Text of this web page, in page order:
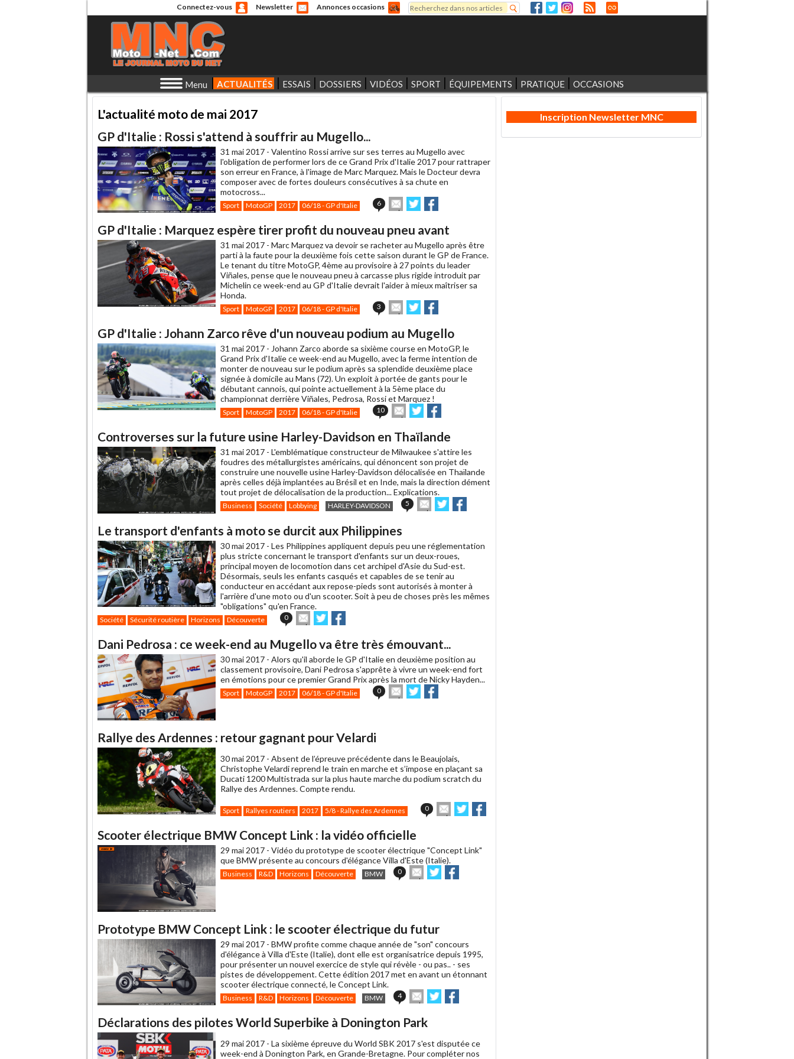
Connectez-vous Newsletter Annonces occasions
Formulaire de recherche
Rechercher
Menu ACTUALITÉS ESSAIS DOSSIERS VIDÉOS SPORT ÉQUIPEMENTS PRATIQUE OCCASIONS
L'actualité moto de mai 2017
GP d'Italie : Rossi s'attend à souffrir au Mugello...
31 mai 2017 - Valentino Rossi arrive sur ses terres au Mugello avec
l'obligation de performer lors de ce Grand Prix d'Italie 2017 pour rattraper
son erreur en France, à l'image de Marc Marquez. Mais le Docteur devra
composer avec de fortes douleurs consécutives à sa chute en
motocross...
Sport MotoGP 2017 06/18 - GP d'Italie 6
Envoyer
cet
à
un
ami
Partager
sur sur
GP d'Italie : Marquez espère tirer profit du nouveau pneu avant
31 mai 2017 - Marc Marquez va devoir se racheter au Mugello après être
parti à la faute pour la deuxième fois cette saison durant le GP de France.
Le tenant du titre MotoGP, 4ème au provisoire à 27 points du leader
Viñales, pense que le nouveau pneu à carcasse plus rigide introduit par
Michelin ce week-end au GP d'Italie devrait l'aider à mieux maîtriser sa
Honda.
Sport MotoGP 2017 06/18 - GP d'Italie 3
Envoyer
cet
à
un
ami
Partager
sur sur
GP d'Italie : Johann Zarco rêve d'un nouveau podium au Mugello
31 mai 2017 - Johann Zarco aborde sa sixième course en MotoGP, le
Grand Prix d'Italie ce week-end au Mugello, avec la ferme intention de
monter de nouveau sur le podium après sa splendide deuxième place
signée à domicile au Mans (72). Un exploit à portée de gants pour le
débutant cannois, qui pointe actuellement à la 5ème place du
championnat derrière Viñales, Pedrosa, Rossi et Marquez !
Sport MotoGP 2017 06/18 - GP d'Italie 10
Envoyer
cet
un
ami
Partager
sur sur
Controverses sur la future usine Harley-Davidson en Thaïlande
31 mai 2017 - L'emblématique constructeur de Milwaukee s'attire les
foudres des métallurgistes américains, qui dénoncent son projet de
construire une nouvelle usine Harley-Davidson délocalisée en Thaïlande
après celles déjà implantées au Brésil et en Inde, mais la direction dément
tout projet de délocalisation de la production... Explications.
Business Société Lobbying HARLEY-DAVIDSON 5
Envoyer
cet
un
ami
Partager
sur sur
Le transport d'enfants à moto se durcit aux Philippines
30 mai 2017 - Les Philippines appliquent depuis peu une réglementation
plus stricte concernant le transport d'enfants sur un deux-roues,
principal moyen de locomotion dans cet archipel d'Asie du Sud-est.
Désormais, seuls les enfants casqués et capables de se tenir au
conducteur en accédant aux repose-pieds sont autorisés à monter à
l'arrière d'une moto ou d'un scooter. Soit à peu de choses près les mêmes
"obligations" qu'en France.
Société Sécurité routière Horizons Découverte 0
Envoyer
cet
à
un
ami
Partager
sur sur
Dani Pedrosa : ce week-end au Mugello va être très émouvant...
30 mai 2017 - Alors qu'il aborde le GP d'Italie en deuxième position au
classement provisoire, Dani Pedrosa s'apprête à vivre un week-end fort
en émotions pour ce premier Grand Prix après la mort de Nicky Hayden...
Sport MotoGP 2017 06/18 - GP d'Italie 0
Envoyer
cet
Partager
sur sur
Rallye des Ardennes : retour gagnant pour Velardi
30 mai 2017 - Absent de l’épreuve précédente dans le Beaujolais,
Christophe Velardi reprend le train en marche et s’impose en plaçant sa
Ducati 1200 Multistrada sur la plus haute marche du podium scratch du
Rallye des Ardennes. Compte rendu.
Sport Rallyes routiers 2017 5/8 - Rallye des Ardennes 0
Envoyer
cet
un
ami
Partager
sur sur
Scooter électrique BMW Concept Link : la vidéo officielle
29 mai 2017 - Vidéo du prototype de scooter électrique "Concept Link"
que BMW présente au concours d'élégance Villa d'Este (Italie).
Business R&D Horizons Découverte BMW 0
Envoyer
cet
Partager
sur sur
Prototype BMW Concept Link : le scooter électrique du futur
29 mai 2017 - BMW profite comme chaque année de "son" concours
d'élégance à Villa d'Este (Italie), dont elle est organisatrice depuis 1995,
pour présenter un nouvel exercice de style qui révèle - ou pas.. - ses
pistes de développement. Cette édition 2017 met en avant un étonnant
scooter électrique connecté, le Concept Link.
Business R&D Horizons Découverte BMW 4
Envoyer
cet
à
ami
Partager
sur sur
Déclarations des pilotes World Superbike à Donington Park
29 mai 2017 - La sixième épreuve du World SBK 2017 s'est disputée ce
week-end à Donington Park, en Grande-Bretagne. Pour compléter nos
Inscription Newsletter MNC